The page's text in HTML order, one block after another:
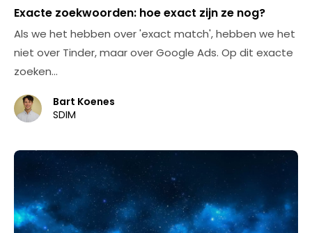
Exacte zoekwoorden: hoe exact zijn ze nog?
Als we het hebben over 'exact match', hebben we het
niet over Tinder, maar over Google Ads. Op dit exacte
zoeken…
Bart Koenes
SDIM